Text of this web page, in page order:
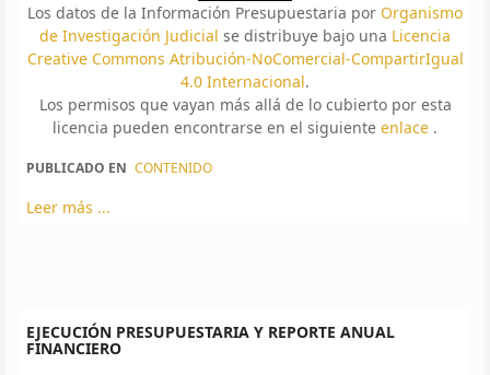
Los datos de la Información Presupuestaria por Organismo
de Investigación Judicial se distribuye bajo una Licencia
Creative Commons Atribución-NoComercial-CompartirIgual
4.0 Internacional.
Los permisos que vayan más allá de lo cubierto por esta
licencia pueden encontrarse en el siguiente enlace .
PUBLICADO EN CONTENIDO
Leer más ...
EJECUCIÓN PRESUPUESTARIA Y REPORTE ANUAL
FINANCIERO